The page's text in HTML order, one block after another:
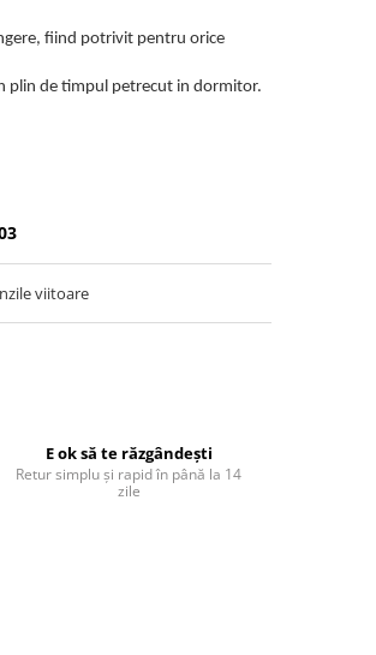
fiind potrivit pentru orice
plin de timpul petrecut in dormitor.
viitoare
E ok să te răzgândești
Retur simplu și rapid în până la 14
zile